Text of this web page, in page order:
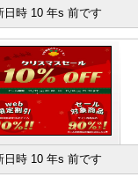
日時 10 年s 前です
日時 10 年s 前です